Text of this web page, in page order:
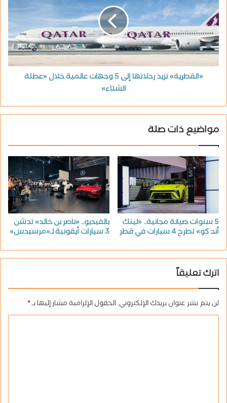
«القطرية» تزيد رحلاتها إلى 5 وجهات عالمية خلال «عطلة
الشتاء»
مواضيع ذات صلة
5 سنوات صيانة مجانية.. «لينك
أند كو» تطرح 4 سيارات في قطر
بالفيديو.. «ناصر بن خالد» تدشن
3 سيارات أيقونية لـ«مرسيدس»
اترك تعليقاً
لن يتم نشر عنوان بريدك الإلكتروني.الحقول الإلزامية مشار إليها بـ*